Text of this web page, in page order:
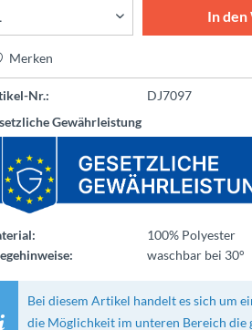
In den
Merken
Nr.:
DJ7097
Gewährleistung
100% Polyester
waschbar bei 30°
Bei diesem Artikel handelt es sich um
die Möglichkeit im unteren Bereich die